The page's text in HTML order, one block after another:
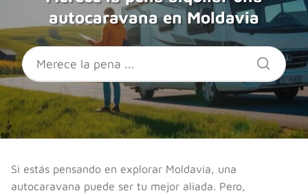
autocaravana en Moldavia
Si estás pensando en explorar Moldavia, una
autocaravana puede ser tu mejor aliada. Pero,